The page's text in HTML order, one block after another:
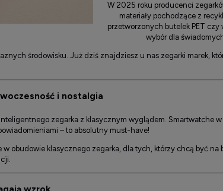
W 2025 roku producenci
materiały pochodzące z
przetworzonych butelek PET czy
wybór dla
środowisku. Już dziś znajdziesz u nas zegarki marek,
i nostalgia
zegarka z klasycznym wyglądem. Smartwatche
– to absolutny must-have!
obudowie klasycznego zegarka, dla tych, którzy chcą być na